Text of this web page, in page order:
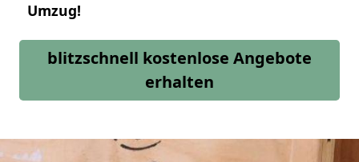
Umzug!
blitzschnell kostenlose Angebote
erhalten